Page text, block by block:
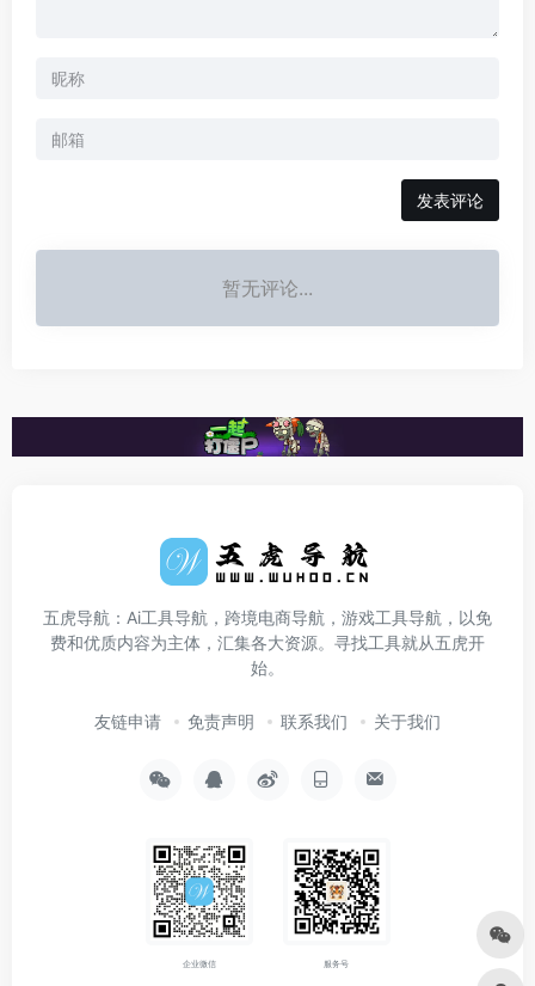
发表评论
暂无评论...
五虎导航：Ai工具导航，跨境电商导航，游戏工具导航，以免
费和优质内容为主体，汇集各大资源。寻找工具就从五虎开
始。
友链申请 免责声明 联系我们 关于我们
企业微信 服务号